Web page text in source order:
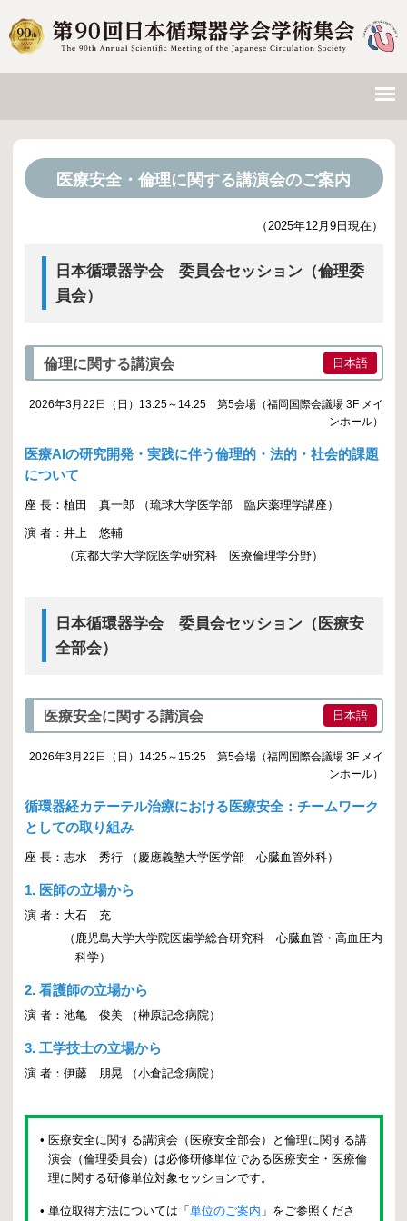
医療安全・倫理に関する講演会のご案内
（2025年12月9日現在）
日本循環器学会 委員会セッション（倫理委
員会）
倫理に関する講演会 日本語
2026年3月22日（日）13:25～14:25 第5会場（福岡国際会議場 3F メイ
ンホール）
医療AIの研究開発・実践に伴う倫理的・法的・社会的課題
について
座 長： 植田 真一郎 （琉球大学医学部 臨床薬理学講座）
演 者： 井上 悠輔
（京都大学大学院医学研究科 医療倫理学分野）
日本循環器学会 委員会セッション（医療安
全部会）
医療安全に関する講演会 日本語
2026年3月22日（日）14:25～15:25 第5会場（福岡国際会議場 3F メイ
ンホール）
循環器経カテーテル治療における医療安全：チームワーク
としての取り組み
座 長： 志水 秀行 （ 慶應義塾大学医学部 心臓血管外科）
1. 医師の立場から
演 者： 大石 充
（ 鹿児島大学大学院医歯学総合研究科 心臓血管・高血圧内
科学）
2. 看護師の立場から
演 者： 池亀 俊美 （榊原記念病院）
3. 工学技士の立場から
演 者： 伊藤 朋晃 （小倉記念病院）
• 医療安全に関する講演会（医療安全部会）と倫理に関する講
演会（倫理委員会）は必修研修単位である医療安全・医療倫
理に関する研修単位対象セッションです。
• 単位取得方法については「 単位のご案内 」をご参照くださ